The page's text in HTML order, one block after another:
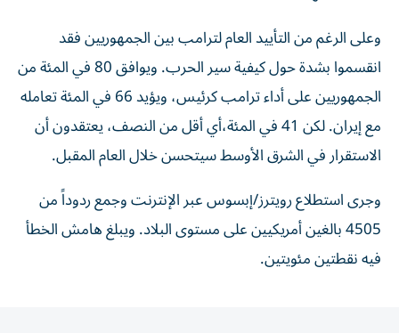
وعلى الرغم من التأييد العام لترامب بين الجمهوريين فقد
انقسموا بشدة حول كيفية سير الحرب. ويوافق 80 في المئة من
الجمهوريين على أداء ترامب كرئيس، ويؤيد 66 في المئة تعامله
مع إيران. لكن 41 في المئة،​أي أقل من النصف، يعتقدون أن
الاستقرار في الشرق الأوسط سيتحسن خلال العام المقبل.
وجرى استطلاع رويترز/إبسوس عبر الإنترنت وجمع ردوداً من
4505 بالغين أمريكيين على مستوى البلاد. ويبلغ هامش الخطأ
فيه نقطتين مئويتين.